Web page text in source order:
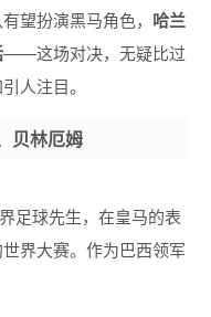
望扮演黑马角色， 哈兰
——这场对决，无疑比过
人注目。
贝林厄姆
足球先生，在皇马的表
界大赛。作为巴西领军